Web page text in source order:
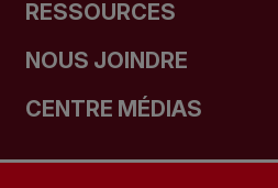
RESSOURCES
NOUS JOINDRE
CENTRE MÉDIAS